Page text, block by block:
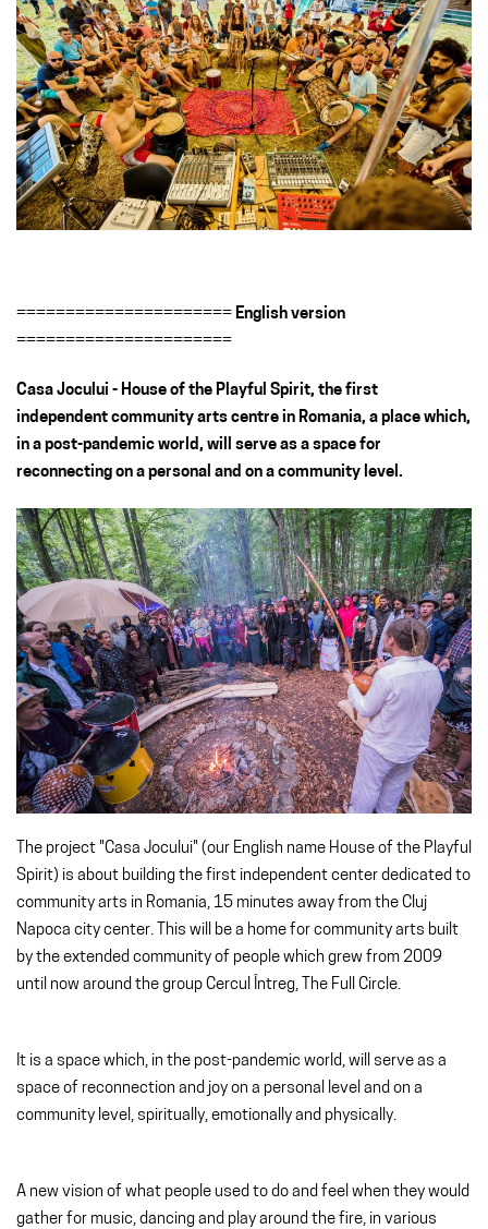
====================== English version
======================
Casa Jocului - House of the Playful Spirit, the first
independent community arts centre in Romania, a place which,
in a post-pandemic world, will serve as a space for
reconnecting on a personal and on a community level.
The project "Casa Jocului" (our English name House of the Playful
Spirit) is about building the first independent center dedicated to
community arts in Romania, 15 minutes away from the Cluj
Napoca city center. This will be a home for community arts built
by the extended community of people which grew from 2009
until now around the group Cercul Întreg, The Full Circle.
It is a space which, in the post-pandemic world, will serve as a
space of reconnection and joy on a personal level and on a
community level, spiritually, emotionally and physically.
A new vision of what people used to do and feel when they would
gather for music, dancing and play around the fire, in various